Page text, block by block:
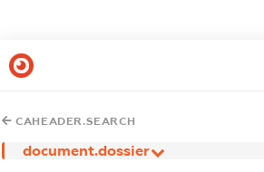
CAHEADER.SEARCH
document.dossier